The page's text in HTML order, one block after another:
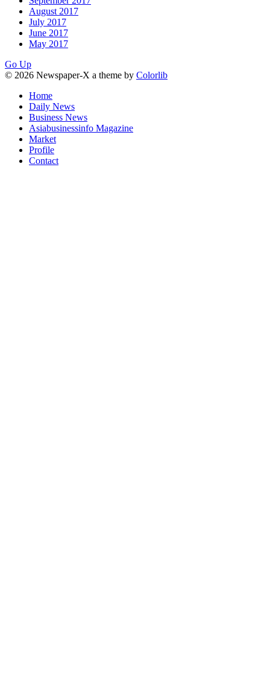
August 2017
July 2017
June 2017
May 2017
Go Up
© 2026 Newspaper-X a theme by Colorlib
Home
Daily News
Business News
Asiabusinessinfo Magazine
Market
Profile
Contact